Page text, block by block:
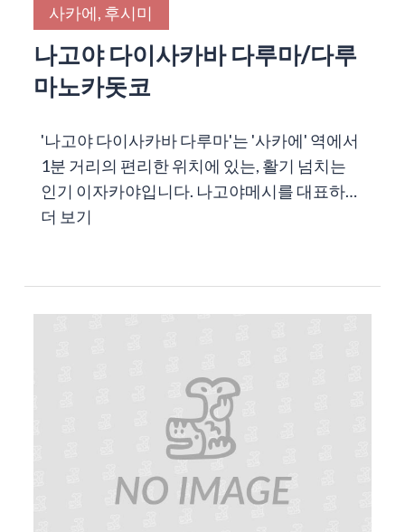
사카에, 후시미
나고야 다이사카바 다루마/다루
마노카돗코
'나고야 다이사카바 다루마'는 '사카에' 역에서
1분 거리의 편리한 위치에 있는, 활기 넘치는
인기 이자카야입니다. 나고야메시를 대표하…
더 보기